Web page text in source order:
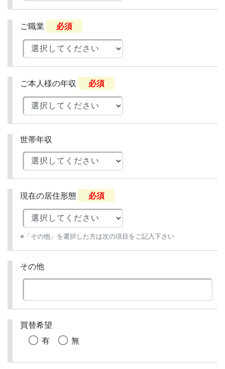
ご職業 必須
ご本人様の年収 必須
世帯年収
現在の居住形態 必須
※「その他」を選択した方は次の項目をご記入下さい
その他
買替希望
有
無